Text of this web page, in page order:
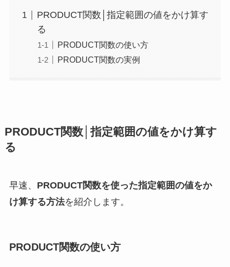
PRODUCT関数│指定範囲の値をかけ算す
る
PRODUCT関数の使い方
PRODUCT関数の実例
PRODUCT関数│指定範囲の値をかけ算す
る
早速、 PRODUCT関数を使った指定範囲の値をか
け算する方法を紹介します。
PRODUCT関数の使い方